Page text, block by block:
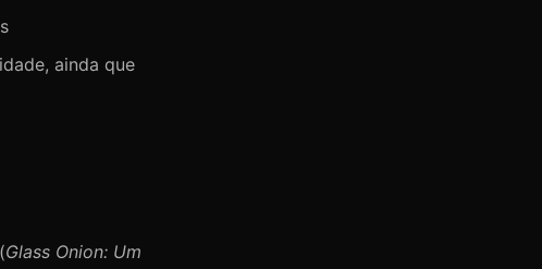
ainda que
Glass Onion: Um